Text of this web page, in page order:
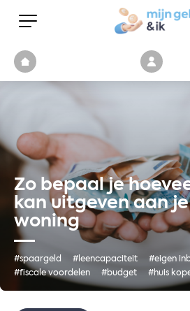
Zo bepaal je
kan uitgeven aan
woning
#spaargeld #leencapaciteit
#eigen
#fiscale voordelen
#budget #huis